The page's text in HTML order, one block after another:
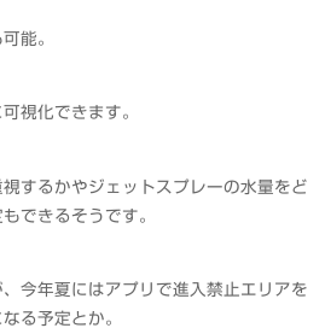
能。
視化できます。
するかやジェットスプレーの水量をど
できるそうです。
今年夏にはアプリで進入禁止エリアを
る予定とか。